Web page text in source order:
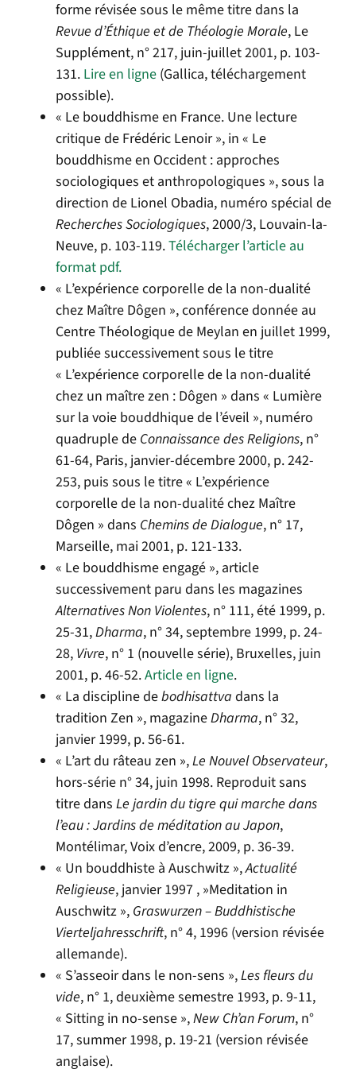
forme révisée sous le même titre dans la
Revue d’Éthique et de Théologie Morale, Le
Supplément, n° 217, juin-juillet 2001, p. 103-
131. Lire en ligne(Gallica, téléchargement
possible).
« Le bouddhisme en France. Une lecture
critique de Frédéric Lenoir », in « Le
bouddhisme en Occident : approches
sociologiques et anthropologiques », sous la
direction de Lionel Obadia, numéro spécial de
Recherches Sociologiques, 2000/3, Louvain-la-
Neuve, p. 103-119.Télécharger l’article au
format pdf.
« L’expérience corporelle de la non-dualité
chez Maître Dôgen », conférence donnée au
Centre Théologique de Meylan en juillet 1999,
publiée successivement sous le titre
« L’expérience corporelle de la non-dualité
chez un maître zen : Dôgen » dans « Lumière
sur la voie bouddhique de l’éveil », numéro
quadruple de Connaissance des Religions, n°
61-64, Paris, janvier-décembre 2000, p. 242-
253, puis sous le titre « L’expérience
corporelle de la non-dualité chez Maître
Dôgen » dans Chemins de Dialogue, n° 17,
Marseille, mai 2001, p. 121-133.
« Le bouddhisme engagé », article
successivement paru dans les magazines
Alternatives Non Violentes, n° 111, été 1999, p.
25-31,Dharma, n° 34, septembre 1999, p. 24-
28, Vivre, n° 1 (nouvelle série), Bruxelles, juin
2001, p. 46-52.Article en ligne.
« La discipline debodhisattva dans la
tradition Zen », magazineDharma, n° 32,
janvier 1999, p. 56-61.
« L’art du râteau zen »,Le Nouvel Observateur,
hors-série n° 34, juin 1998. Reproduit sans
titre dans Le jardin du tigre qui marche dans
l’eau : Jardins de méditation au Japon,
Montélimar, Voix d’encre, 2009, p. 36-39.
« Un bouddhiste à Auschwitz »,Actualité
Religieuse, janvier 1997 , »Meditation in
Auschwitz », Graswurzen – Buddhistische
Vierteljahresschrift, n° 4, 1996 (version révisée
allemande).
« S’asseoir dans le non-sens »,Les fleurs du
vide, n° 1, deuxième semestre 1993, p. 9-11,
« Sitting in no-sense »,New Ch’an Forum, n°
17, summer 1998, p. 19-21 (version révisée
anglaise).